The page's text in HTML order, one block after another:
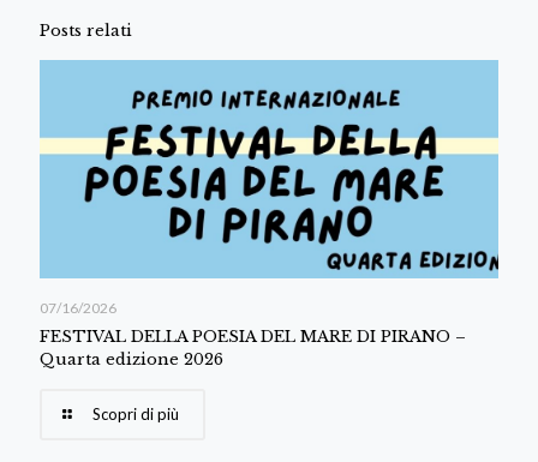
Posts relati
07/16/2026
FESTIVAL DELLA POESIA DEL MARE DI PIRANO –
Quarta edizione 2026
Scopri di più